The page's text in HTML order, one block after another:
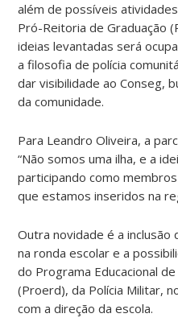
além de possíveis
Pró-Reitoria de Graduação
ideias levantadas será
a filosofia de polícia
dar visibilidade ao Conseg,
da comunidade.
Para Leandro Oliveira, a
“Não somos uma ilha, e a
participando como
que estamos inseridos na
Outra novidade é a inclusão
na ronda escolar e a
do Programa Educacional
(Proerd), da Polícia Militar,
com a direção da escola.